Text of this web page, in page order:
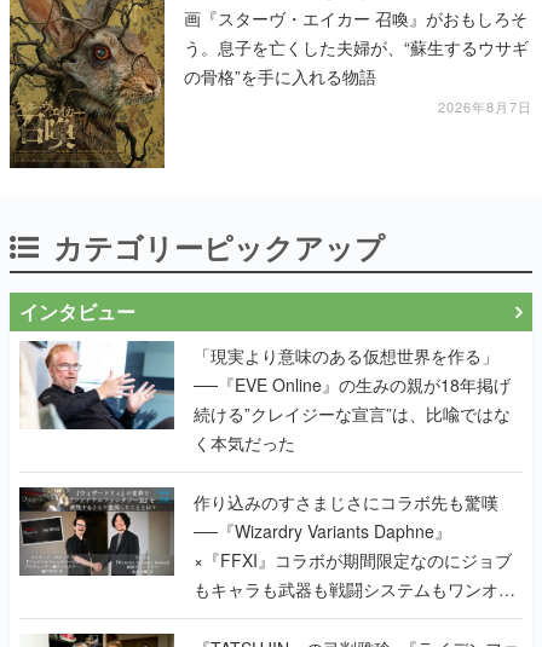
画『スターヴ・エイカー 召喚』がおもしろそ
う。息子を亡くした夫婦が、“蘇生するウサギ
の骨格”を手に入れる物語
2026年8月7日
カテゴリーピックアップ
インタビュー
「現実より意味のある仮想世界を作る」
──『EVE Online』の生みの親が18年掲げ
続ける”クレイジーな宣言”は、比喩ではな
く本気だった
作り込みのすさまじさにコラボ先も驚嘆
──『Wizardry Variants Daphne』
×『FFXI』コラボが期間限定なのにジョブ
もキャラも武器も戦闘システムもワンオフ
で作り込まれた理由を両ディレクターに聞